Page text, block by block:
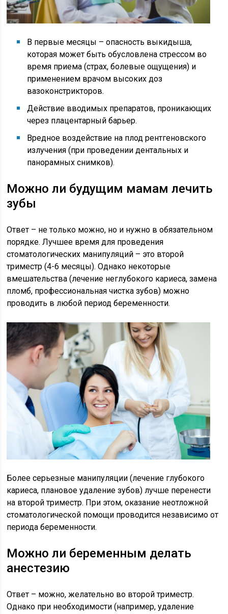
В первые месяцы – опасность выкидыша,
которая может быть обусловлена стрессом во
время приема (страх, болевые ощущения) и
применением врачом высоких доз
вазоконстрикторов.
Действие вводимых препаратов, проникающих
через плацентарный барьер.
Вредное воздействие на плод рентгеновского
излучения (при проведении дентальных и
панорамных снимков).
Можно ли будущим мамам лечить
зубы
Ответ – не только можно, но и нужно в обязательном
порядке. Лучшее время для проведения
стоматологических манипуляций – это второй
триместр (4-6 месяцы). Однако некоторые
вмешательства (лечение неглубокого кариеса, замена
пломб, профессиональная чистка зубов) можно
проводить в любой период беременности.
Более серьезные манипуляции (лечение глубокого
кариеса, плановое удаление зубов) лучше перенести
на второй триместр. При этом, оказание неотложной
стоматологической помощи проводится независимо от
периода беременности.
Можно ли беременным делать
анестезию
Ответ – можно, желательно во второй триместр.
Однако при необходимости (например, удаление